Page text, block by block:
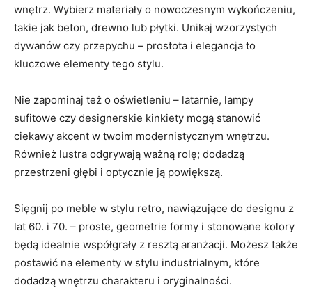
wnętrz. Wybierz materiały o⁣ nowoczesnym‍ wykończeniu,‍
takie jak​ beton, drewno lub płytki. Unikaj wzorzystych
dywanów czy⁣ przepychu – prostota⁤ i elegancja⁤ to
kluczowe⁢ elementy tego ‌stylu.
Nie zapominaj też o oświetleniu‍ – latarnie, ‌lampy
sufitowe czy‍ designerskie kinkiety mogą stanowić
ciekawy akcent w twoim modernistycznym wnętrzu.
⁣Również lustra odgrywają ważną rolę; ‍dodadzą
przestrzeni głębi i optycznie ją powiększą.
Sięgnij po meble w​ stylu retro, nawiązujące do designu z⁢
lat 60. i 70. – proste, geometrie formy i stonowane kolory
będą idealnie współgrały ⁣z resztą​ aranżacji. Możesz ‌także
postawić na ⁣elementy ‍w stylu ⁣industrialnym, które
‌dodadzą wnętrzu charakteru ⁣i ⁤oryginalności.